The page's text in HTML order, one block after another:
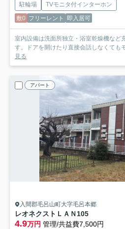
駐輪場
TVモニタ付インターホン
敷0 フリーレント 即入居可
室内設備は洗面所独立・浴室乾燥機など
す。ドアを開けたり直接会話しなくても
見る
アパート
入間郡毛呂山町大字毛呂本郷
レオネクストＬＡＮ 105
4.9万円 管理/共益費7,500円